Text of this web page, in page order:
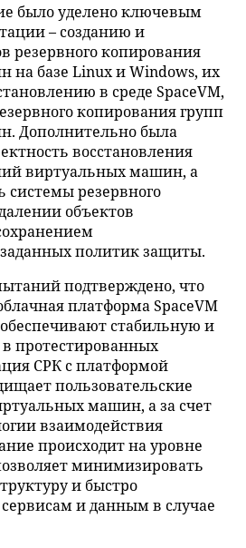
было уделено ключевым
– созданию и
резервного копирования
на базе Linux и Windows, их
в среде SpaceVM,
копирования групп
Дополнительно была
восстановления
виртуальных машин, а
системы резервного
объектов
заданных политик защиты.
подтверждено, что
платформа SpaceVM
стабильную и
протестированных
СРК с платформой
пользовательские
машин, а за счет
взаимодействия
происходит на уровне
минимизировать
и быстро
и данным в случае